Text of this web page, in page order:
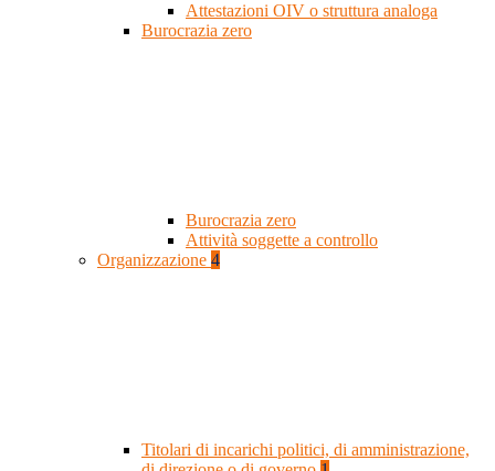
Attestazioni OIV o struttura analoga
Burocrazia zero
Burocrazia zero
Attività soggette a controllo
Organizzazione 4
Titolari di incarichi politici, di amministrazione,